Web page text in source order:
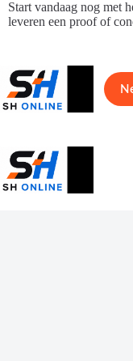
Ga
naar
Start vandaag nog met
leveren een proof of